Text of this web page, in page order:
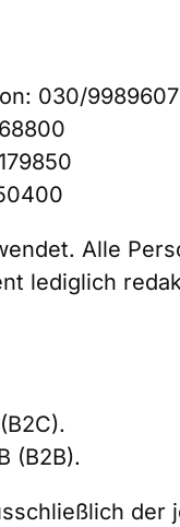
030/9989607
Alle
lediglich
(B2B).
der